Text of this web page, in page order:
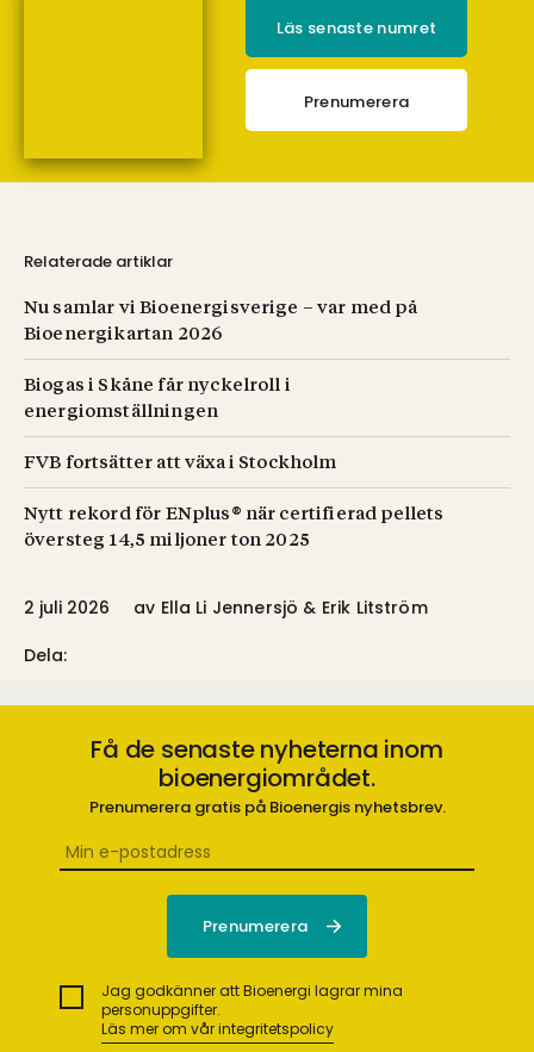
Läs senaste numret
Prenumerera
Relaterade artiklar
Nu samlar vi Bioenergisverige – var med på
Bioenergikartan 2026
Biogas i Skåne får nyckelroll i
energiomställningen
FVB fortsätter att växa i Stockholm
Nytt rekord för ENplus® när certifierad pellets
översteg 14,5 miljoner ton 2025
2 juli 2026 av Ella Li Jennersjö & Erik Litström
Dela:
Få de senaste nyheterna inom
bioenergiområdet.
Prenumerera gratis på Bioenergis nyhetsbrev.
Jag godkänner att Bioenergi lagrar mina
personuppgifter.
Läs mer om vår integritetspolicy